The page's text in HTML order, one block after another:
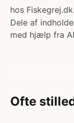
hos Fiskegrej.dk.
Dele af
med hjælp fra
Ofte